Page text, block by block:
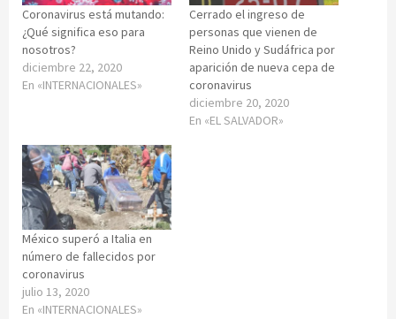
Coronavirus está mutando:
¿Qué significa eso para
nosotros?
diciembre 22, 2020
En «INTERNACIONALES»
Cerrado el ingreso de
personas que vienen de
Reino Unido y Sudáfrica por
aparición de nueva cepa de
coronavirus
diciembre 20, 2020
En «EL SALVADOR»
México superó a Italia en
número de fallecidos por
coronavirus
julio 13, 2020
En «INTERNACIONALES»